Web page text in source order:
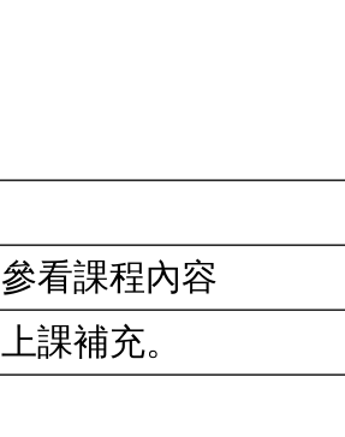
參看課程內容
上課補充。